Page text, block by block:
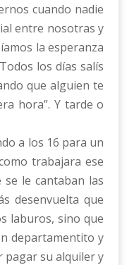
cuando nadie
entre nosotras y
la esperanza
los días salís
que alguien te
hora”. Y tarde o
a los 16 para un
trabajara ese
le cantaban las
desenvuelta que
laburos, sino que
departamentito y
pagar su alquiler y